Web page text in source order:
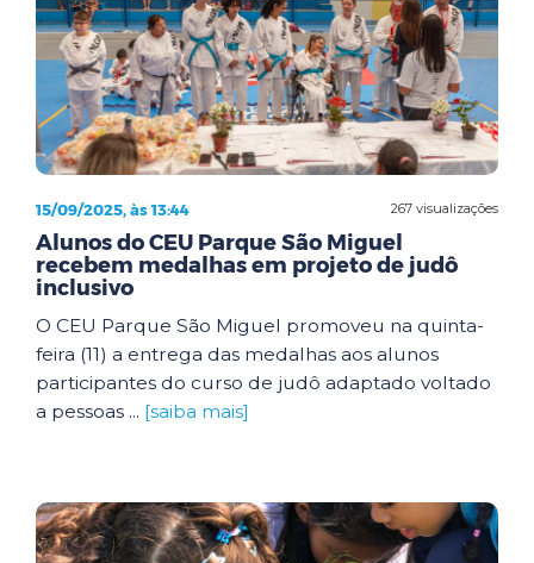
267 visualizações
15/09/2025, às 13:44
Alunos do CEU Parque São Miguel
recebem medalhas em projeto de judô
inclusivo
O CEU Parque São Miguel promoveu na quinta-
feira (11) a entrega das medalhas aos alunos
participantes do curso de judô adaptado voltado
a pessoas ... [saiba mais]